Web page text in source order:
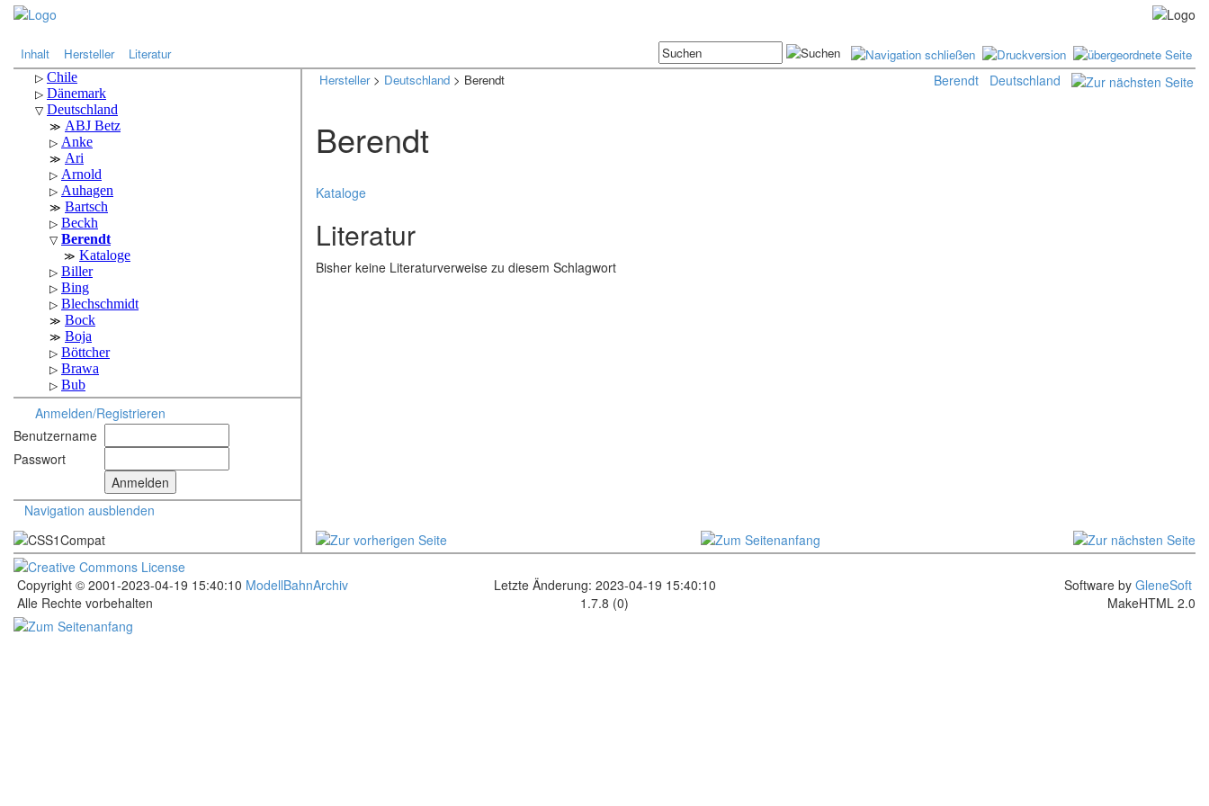
Inhalt Hersteller Literatur
Anmelden/Registrieren
Benutzername
Passwort
Navigation ausblenden
Hersteller> Deutschland > Berendt Berendt Deutschland
Berendt
Kataloge
Literatur
Bisher keine Literaturverweise zu diesem Schlagwort
Copyright © 2001-2023-04-19 15:40:10 ModellBahnArchiv Letzte Änderung: 2023-04-19 15:40:10 Software by GleneSoft
Alle Rechte vorbehalten
1.7.8 (0) MakeHTML 2.0